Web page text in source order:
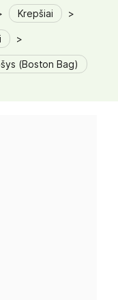
Krepšiai >
>
(Boston Bag)